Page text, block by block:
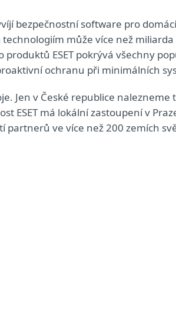
bezpečnostní software pro
může více než
ESET pokrývá všechny
ochranu při minimálních
Jen v České republice
ESET má lokální zastoupení v
partnerů ve více než 200 zemích